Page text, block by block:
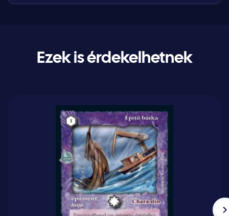
Ezek is érdekelhetnek